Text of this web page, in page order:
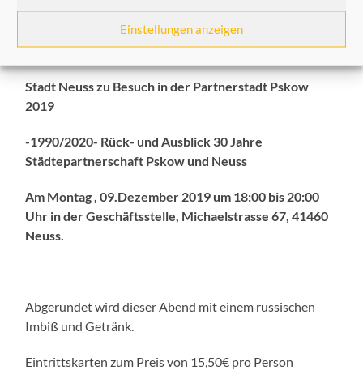
Einstellungen anzeigen
(1.Vorsitzender zur Förderung der Städtepartnerschaft
Neuss – Pskow e.V.)
Stadt Neuss zu Besuch in der Partnerstadt Pskow
2019
-1990/2020- Rück- und Ausblick 30 Jahre
Städtepartnerschaft Pskow und Neuss
Am Montag , 09.Dezember 2019 um 18:00 bis 20:00
Uhr in derGeschäftsstelle, Michaelstrasse 67, 41460
Neuss.
Abgerundet wird dieser Abend mit einem russischen
Imbiß und Getränk.
Eintrittskarten zum Preis von 15,50€ pro Person